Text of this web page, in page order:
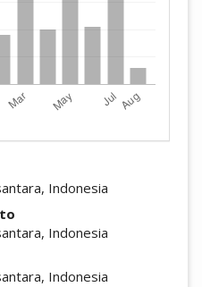
Indonesia
Indonesia
Indonesia